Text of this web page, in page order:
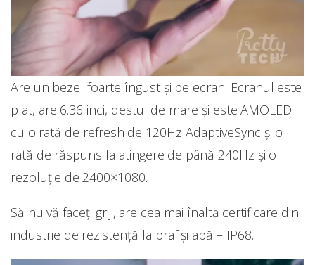
Are un bezel foarte îngust și pe ecran. Ecranul este
plat, are 6.36 inci, destul de mare și este AMOLED
cu o rată de refresh de 120Hz AdaptiveSync și o
rată de răspuns la atingere de până 240Hz și o
rezoluție de 2400×1080.
Să nu vă faceți griji, are cea mai înaltă certificare din
industrie de rezistență la praf și apă – IP68.